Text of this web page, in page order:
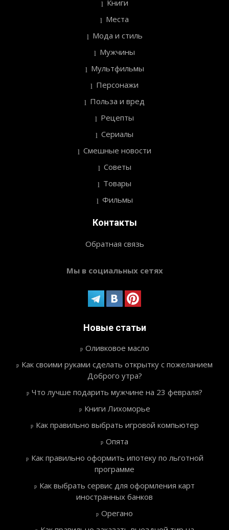
Книги
Места
Мода и стиль
Мужчины
Мультфильмы
Персонажи
Польза и вред
Рецепты
Сериалы
Смешные новости
Советы
Товары
Фильмы
Контакты
Обратная связь
Мы в социальных сетях
Новые статьи
Оливковое масло
Как своими руками сделать открытку с пожеланием
Доброго утра?
Что лучше подарить мужчине на 23 февраля?
Книги Лихоморье
Как правильно выбрать игровой компьютер
Опята
Как правильно оформить ипотеку по льготной
программе
Как выбрать сервис для оформления карт
иностранных банков
Орегано